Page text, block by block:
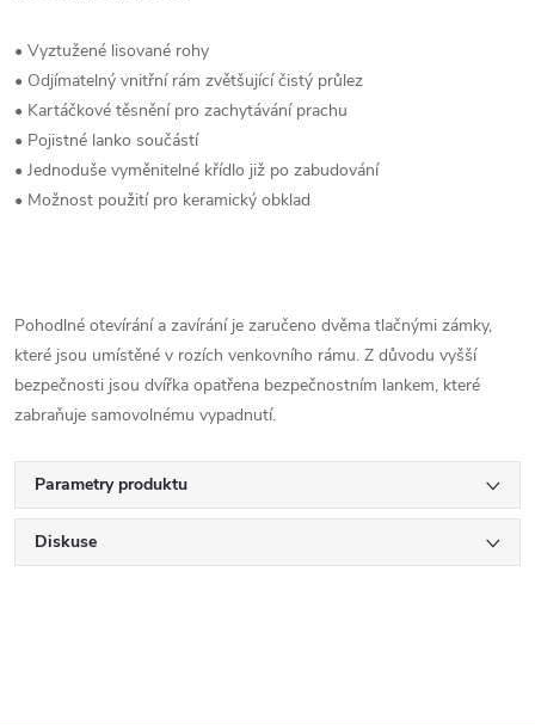
• Vyztužené lisované rohy
• Odjímatelný vnitřní rám zvětšující čistý průlez
• Kartáčkové těsnění pro zachytávání prachu
• Pojistné lanko součástí
• Jednoduše vyměnitelné křídlo již po zabudování
• Možnost použití pro keramický obklad
Pohodlné otevírání a zavírání je zaručeno dvěma tlačnými zámky,
které jsou umístěné v rozích venkovního rámu. Z důvodu vyšší
bezpečnosti jsou dvířka opatřena bezpečnostním lankem, které
zabraňuje samovolnému vypadnutí.
Parametry produktu
Diskuse